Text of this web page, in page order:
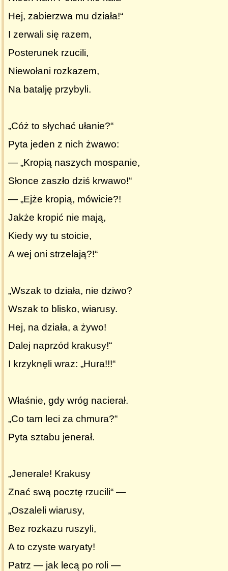
Hej, zabierzwa mu działa!“
I zerwali się razem,
Posterunek rzucili,
Niewołani rozkazem,
Na batalję przybyli.
„Cóż to słychać ułanie?“
Pyta jeden z nich żwawo:
— „Kropią naszych mospanie,
Słonce zaszło dziś krwawo!“
— „Ejże kropią, mówicie?!
Jakże kropić nie mają,
Kiedy wy tu stoicie,
A wej oni strzelają?!“
„Wszak to działa, nie dziwo?
Wszak to blisko, wiarusy.
Hej, na działa, a żywo!
Dalej naprzód krakusy!“
I krzyknęli wraz: „Hura!!!“
Właśnie, gdy wróg nacierał.
„Co tam leci za chmura?“
Pyta sztabu jenerał.
„Jenerale! Krakusy
Znać swą pocztę rzucili“ —
„Oszaleli wiarusy,
Bez rozkazu ruszyli,
A to czyste waryaty!
Patrz — jak lecą po roli —